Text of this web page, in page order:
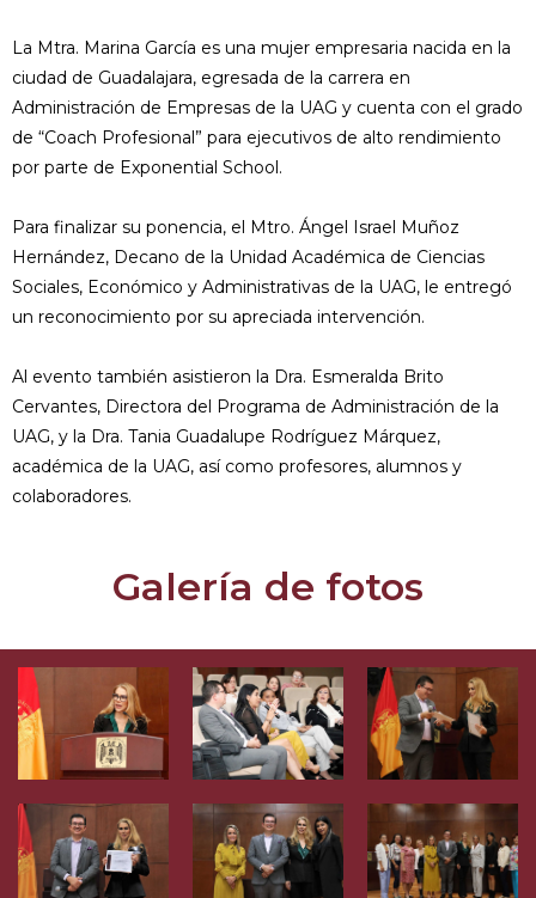
La Mtra. Marina García es una mujer empresaria nacida en la
ciudad de Guadalajara, egresada de la carrera en
Administración de Empresas de la UAG y cuenta con el grado
de “Coach Profesional” para ejecutivos de alto rendimiento
por parte de Exponential School.
Para finalizar su ponencia, el Mtro. Ángel Israel Muñoz
Hernández, Decano de la Unidad Académica de Ciencias
Sociales, Económico y Administrativas de la UAG, le entregó
un reconocimiento por su apreciada intervención.
Al evento también asistieron la Dra. Esmeralda Brito
Cervantes, Directora del Programa de Administración de la
UAG, y la Dra. Tania Guadalupe Rodríguez Márquez,
académica de la UAG, así como profesores, alumnos y
colaboradores.
Galería de fotos